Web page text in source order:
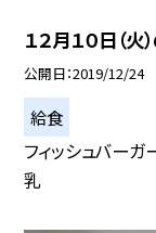
１２月１０日（火
公開日 2019/12/24
給食
フィッシュバー
乳